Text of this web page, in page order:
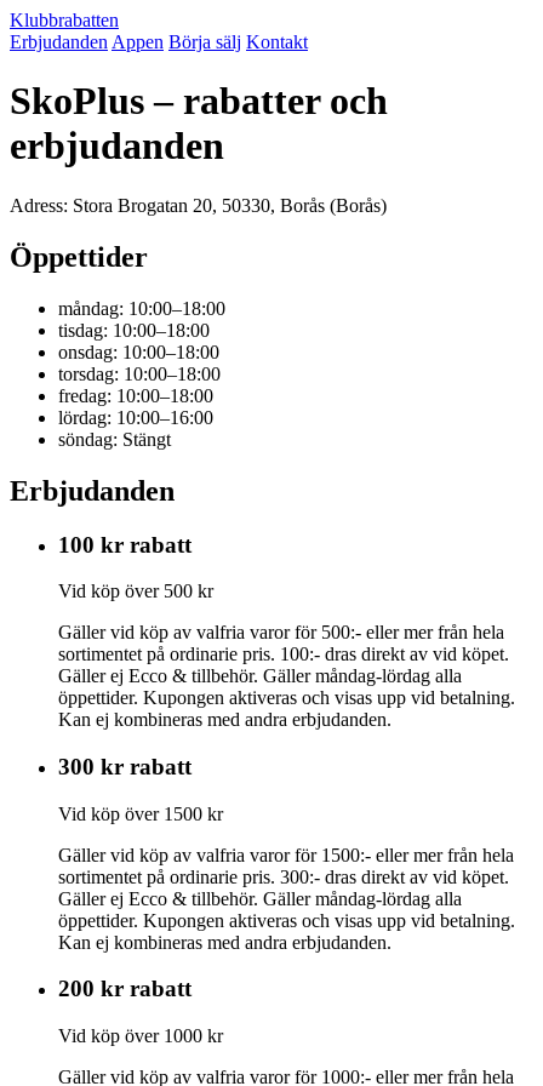
Klubbrabatten
Erbjudanden Appen Börja sälj Kontakt
SkoPlus – rabatter och
erbjudanden
Adress: Stora Brogatan 20, 50330, Borås (Borås)
Öppettider
måndag: 10:00–18:00
tisdag: 10:00–18:00
onsdag: 10:00–18:00
torsdag: 10:00–18:00
fredag: 10:00–18:00
lördag: 10:00–16:00
söndag: Stängt
Erbjudanden
100 kr rabatt
Vid köp över 500 kr
Gäller vid köp av valfria varor för 500:- eller mer från hela
sortimentet på ordinarie pris. 100:- dras direkt av vid köpet.
Gäller ej Ecco & tillbehör. Gäller måndag-lördag alla
öppettider. Kupongen aktiveras och visas upp vid betalning.
Kan ej kombineras med andra erbjudanden.
300 kr rabatt
Vid köp över 1500 kr
Gäller vid köp av valfria varor för 1500:- eller mer från hela
sortimentet på ordinarie pris. 300:- dras direkt av vid köpet.
Gäller ej Ecco & tillbehör. Gäller måndag-lördag alla
öppettider. Kupongen aktiveras och visas upp vid betalning.
Kan ej kombineras med andra erbjudanden.
200 kr rabatt
Vid köp över 1000 kr
Gäller vid köp av valfria varor för 1000:- eller mer från hela